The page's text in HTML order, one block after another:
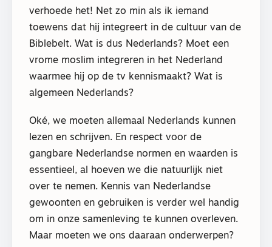
verhoede het! Net zo min als ik iemand
toewens dat hij integreert in de cultuur van de
Biblebelt. Wat is dus Nederlands? Moet een
vrome moslim integreren in het Nederland
waarmee hij op de tv kennismaakt? Wat is
algemeen Nederlands?
Oké, we moeten allemaal Nederlands kunnen
lezen en schrijven. En respect voor de
gangbare Nederlandse normen en waarden is
essentieel, al hoeven we die natuurlijk niet
over te nemen. Kennis van Nederlandse
gewoonten en gebruiken is verder wel handig
om in onze samenleving te kunnen overleven.
Maar moeten we ons daaraan onderwerpen?